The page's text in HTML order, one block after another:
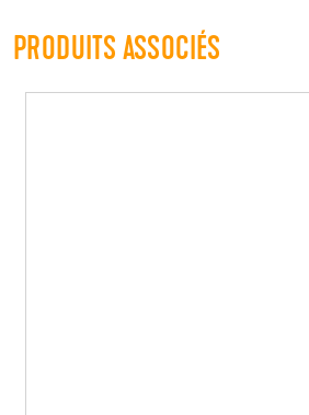
PRODUITS ASSOCIÉS